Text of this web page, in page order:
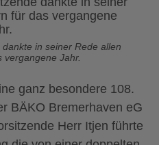
in seiner Rede allen
vergangene Jahr.
ganz besondere 108.
BÄKO Bremerhaven eG
Herr Itjen führte